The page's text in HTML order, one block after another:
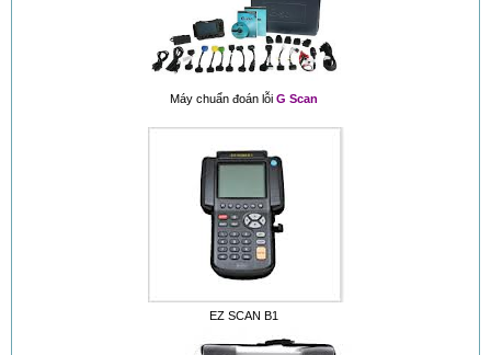
Máy chuẩn đoán lỗi G Scan
EZ SCAN B1